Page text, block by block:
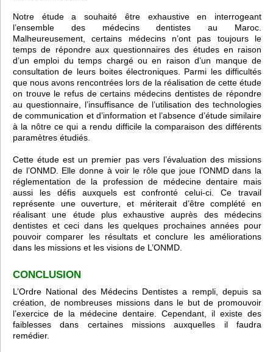
Notre étude a souhaité être exhaustive en interrogeant
l’ensemble des médecins dentistes au Maroc.
Malheureusement, certains médecins n’ont pas toujours le
temps de répondre aux questionnaires des études en raison
d’un emploi du temps chargé ou en raison d’un manque de
consultation de leurs boites électroniques. Parmi les difficultés
que nous avons rencontrées lors de la réalisation de cette étude
on trouve le refus de certains médecins dentistes de répondre
au questionnaire, l’insuffisance de l’utilisation des technologies
de communication et d’information et l’absence d’étude similaire
à la nôtre ce qui a rendu difficile la comparaison des différents
paramètres étudiés.
Cette étude est un premier pas vers l’évaluation des missions
de l’ONMD. Elle donne à voir le rôle que joue l’ONMD dans la
réglementation de la profession de médecine dentaire mais
aussi les défis auxquels est confronté celui-ci. Ce travail
représente une ouverture, et mériterait d’être complété en
réalisant une étude plus exhaustive auprès des médecins
dentistes et ceci dans les quelques prochaines années pour
pouvoir comparer les résultats et conclure les améliorations
dans les missions et les visions de L’ONMD.
CONCLUSION
L’Ordre National des Médecins Dentistes a rempli, depuis sa
création, de nombreuses missions dans le but de promouvoir
l’exercice de la médecine dentaire. Cependant, il existe des
faiblesses dans certaines missions auxquelles il faudra
remédier.